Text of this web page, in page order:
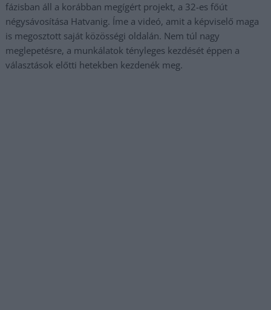
fázisban áll a korábban megígért projekt, a 32-es főút
négysávosítása Hatvanig. Íme a videó, amit a képviselő maga
is megosztott saját közösségi oldalán. Nem túl nagy
meglepetésre, a munkálatok tényleges kezdését éppen a
választások előtti hetekben kezdenék meg.